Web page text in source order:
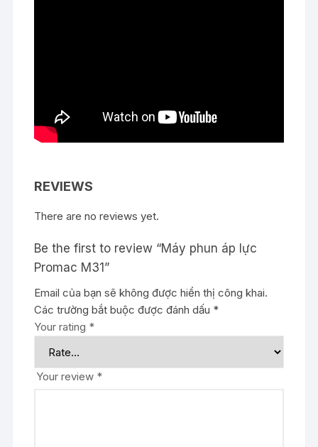
REVIEWS
There are no reviews yet.
Be the first to review “Máy phun áp lực
Promac M31”
Email của bạn sẽ không được hiển thị công khai.
Các trường bắt buộc được đánh dấu *
Your rating *
Your review *